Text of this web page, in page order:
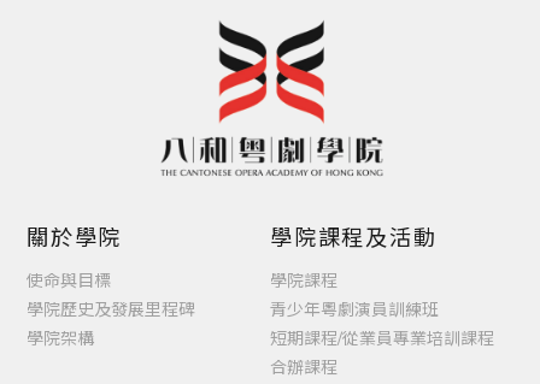
關於學院
使命與目標
學院歷史及發展里程碑
學院架構
學院課程及活動
學院課程
青少年粵劇演員訓練班
短期課程/從業員專業培訓課程
合辦課程